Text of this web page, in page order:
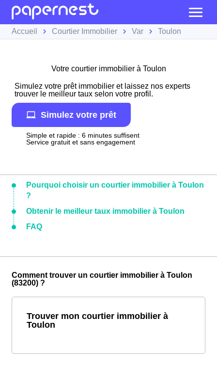
Accueil Courtier Immobilier Var Toulon
Votre courtier immobilier à Toulon
Simulez votre prêt immobilier et laissez nos experts
trouver le meilleur taux selon votre profil.
Simulez votre prêt
Simple et rapide : 6 minutes suffisent
Service gratuit et sans engagement
Pourquoi choisir un courtier immobilier à Toulon
?
Obtenir le meilleur taux immobilier à Toulon
FAQ
Comment trouver un courtier immobilier à Toulon
(83200) ?
Trouver mon courtier immobilier à
Toulon